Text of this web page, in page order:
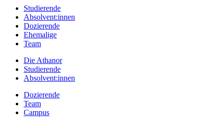
Studierende
Absolvent:innen
Dozierende
Ehemalige
Team
Die Athanor
Studierende
Absolvent:innen
Dozierende
Team
Campus